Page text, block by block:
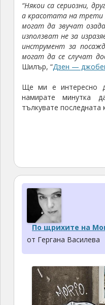
“Някои са сериозни,
а красотата на трети
могат да звучат
използват не за
инструмент за
могат да се случат
Шилър, “Дзен —
Ще ми е интересно
намирате минутка
тълкувате последната
По щрихите на
от Гергана Василева